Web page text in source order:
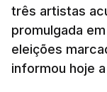
três artistas
promulgada
eleições
informou hoje